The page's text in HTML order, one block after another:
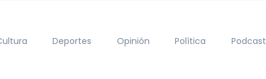
Deportes Opinión Política Podcast